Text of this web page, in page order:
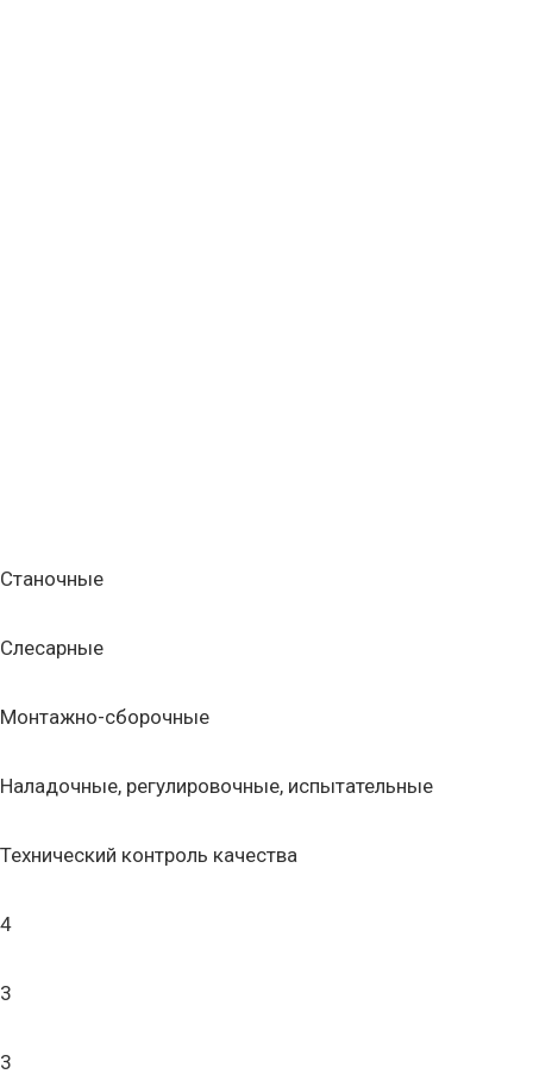
Станочные
Слесарные
Монтажно-сборочные
Наладочные, регулировочные, испытательные
Технический контроль качества
4
3
3